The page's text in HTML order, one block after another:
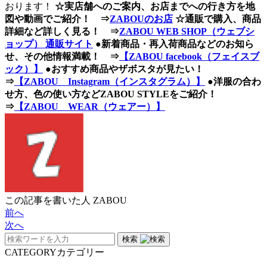
おります！ ☆実店舗へのご案内、お店までへの行き方を地
図や動画でご紹介！ ⇒ZABOUのお店 ☆通販で購入、商品
詳細など詳しく見る！ ⇒ZABOU WEB SHOP（ウェブシ
ョップ） 通販サイト ●新着商品・再入荷商品などのお知ら
せ、その他情報満載！ ⇒ 【ZABOU facebook（フェイスブ
ック）】
●おすすめ商品やザボスタが見たい！
⇒ 【ZABOU Instagram（インスタグラム）】
●洋服の合わ
せ方、色の使い方などZABOU STYLEをご紹介！
⇒ 【ZABOU WEAR（ウェアー）】
この記事を書いた人 ZABOU
前へ
次へ
検索
CATEGORYカテゴリー